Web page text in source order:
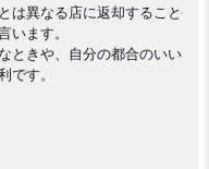
は異なる店に返却すること
ます。
ときや、自分の都合のいい
す。